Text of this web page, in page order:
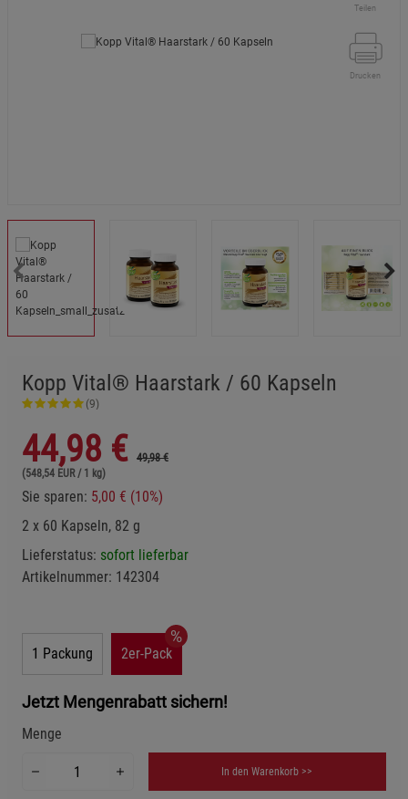
Teilen
Drucken
Kopp Vital® Haarstark / 60 Kapseln
(9)
44,98 €
49,98 €
(548,54 EUR / 1 kg)
Sie sparen: 5,00 € (10%)
2 x 60 Kapseln, 82 g
Lieferstatus: sofort lieferbar
Artikelnummer: 142304
1 Packung 2er-Pack
Jetzt Mengenrabatt sichern!
Menge
In den Warenkorb >>